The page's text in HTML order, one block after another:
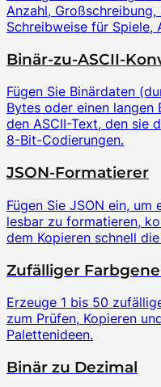
Anzahl,
Schreibweise für Spiele,
Binär-zu-ASCII-
Fügen Sie Binärdaten
Bytes oder einen
den ASCII-Text, den sie
8-Bit-Codierungen.
JSON-Formatierer
Fügen Sie JSON ein,
lesbar zu formatieren,
dem Kopieren schnell
Zufälliger
Erzeuge 1 bis 50
zum Prüfen, Kopieren
Palettenideen.
Binär zu Dezimal